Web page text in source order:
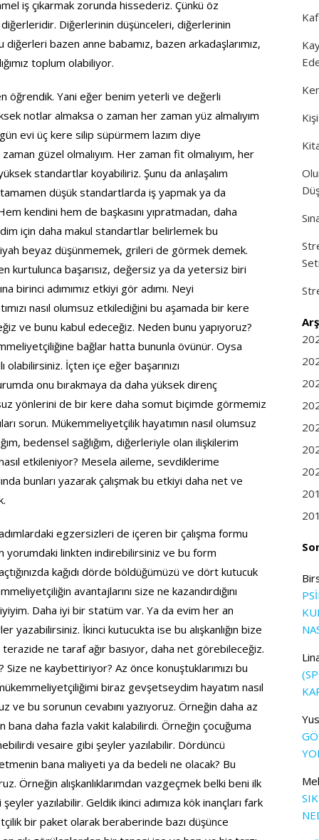
iş çıkarmak zorunda hissederiz. Çünkü öz
Diğerlerinin düşünceleri, diğerlerinin
bazen anne babamız, bazen arkadaşlarımız,
toplum olabiliyor.
öğrendik. Yani eğer benim yeterli ve değerli
notlar almaksa o zaman her zaman yüz almalıyım
evi üç kere silip süpürmem lazım diye
güzel olmalıyım. Her zaman fit olmalıyım, her
standartlar koyabiliriz. Şunu da anlaşalım
düşük standartlarda iş yapmak ya da
kendini hem de başkasını yıpratmadan, daha
için daha makul standartlar belirlemek bu
beyaz düşünmemek, grileri de görmek demek.
kurtulunca başarısız, değersiz ya da yetersiz biri
birinci adımımız etkiyi gör adımı. Neyi
nasıl olumsuz etkilediğini bu aşamada bir kere
ve bunu kabul edeceğiz. Neden bunu yapıyoruz?
bağlar hatta bununla övünür. Oysa
İçten içe eğer başarınızı
onu bırakmaya da daha yüksek direnç
yönlerini de bir kere daha somut biçimde görmemiz
sorun. Mükemmeliyetçilik hayatımın nasıl olumsuz
bedensel sağlığım, diğerleriyle olan ilişkilerim
etkileniyor? Mesela aileme, sevdiklerime
bunları yazarak çalışmak bu etkiyi daha net ve
egzersizleri de içeren bir çalışma formu
yorumdaki linkten indirebilirsiniz ve bu form
kağıdı dörde böldüğümüzü ve dört kutucuk
avantajlarını size ne kazandırdığını
Daha iyi bir statüm var. Ya da evim her an
yazabilirsiniz. İkinci kutucukta ise bu alışkanlığın bize
ne taraf ağır basıyor, daha net görebileceğiz.
ne kaybettiriyor? Az önce konuştuklarımızı bu
biraz gevşetseydim hayatım nasıl
ve bu sorunun cevabını yazıyoruz. Örneğin daha az
daha fazla vakit kalabilirdi. Örneğin çocuğuma
vesaire gibi şeyler yazılabilir. Dördüncü
bana maliyeti ya da bedeli ne olacak? Bu
Örneğin alışkanlıklarımdan vazgeçmek belki beni ilk
yazılabilir. Geldik ikinci adımıza kök inançları fark
bir paket olarak beraberinde bazı düşünce